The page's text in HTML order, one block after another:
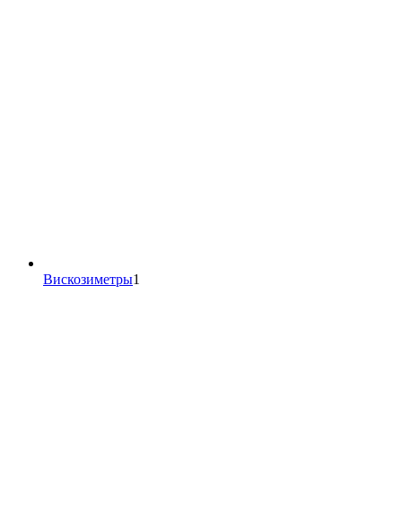
Вискозиметры1